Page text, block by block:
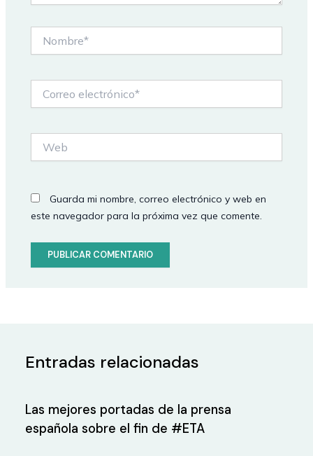
electrónico*
Guarda mi nombre, correo electrónico y web en
este navegador para la próxima vez que comente.
Entradas relacionadas
Las mejores portadas de la prensa
española sobre el fin de #ETA